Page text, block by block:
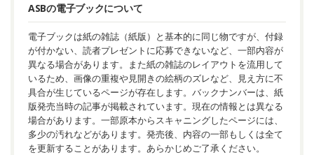
ASBの電子ブックについて
電子ブックは紙の雑誌（紙版）と基本的に同じ物ですが、付録
が付かない、読者プレゼントに応募できないなど、一部内容が
異なる場合があります。また紙の雑誌のレイアウトを流用して
いるため、画像の重複や見開きの絵柄のズレなど、見え方に不
具合が生じているページが存在します。バックナンバーは、紙
版発売当時の記事が掲載されています。現在の情報とは異なる
場合があります。一部原本からスキャニングしたページには、
多少の汚れなどがあります。発売後、内容の一部もしくは全て
を更新することがあります。あらかじめご了承ください。